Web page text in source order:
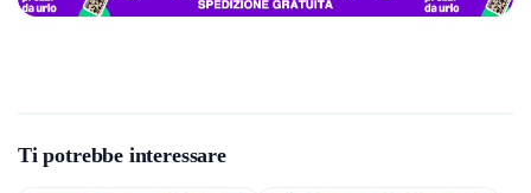
Ti potrebbe interessare